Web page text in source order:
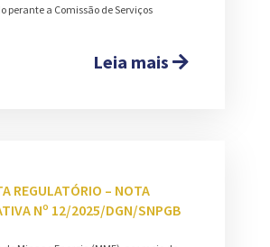
perante a Comissão de Serviços
Leia mais
REGULATÓRIO – NOTA
Nº 12/2025/DGN/SNPGB